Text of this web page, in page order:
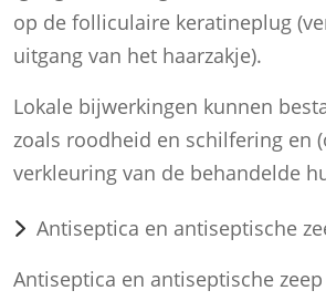
op de folliculaire keratineplug
uitgang van het haarzakje).
Lokale bijwerkingen kunnen
zoals roodheid en schilfering en
verkleuring van de behandelde
Antiseptica en antiseptische
Antiseptica en antiseptische